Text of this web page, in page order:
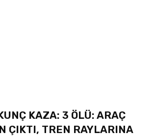
KAZA: 3 ÖLÜ: ARAÇ
ÇIKTI, TREN RAYLARINA